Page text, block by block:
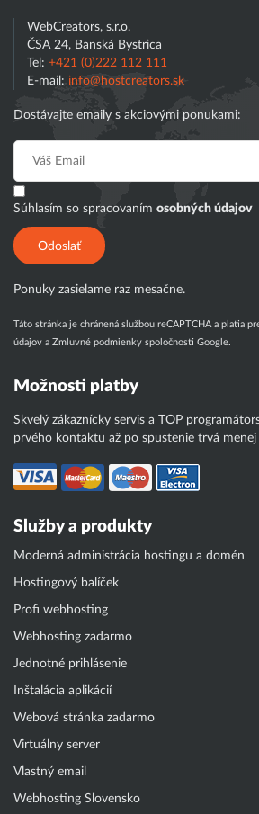
WebCreators, s.r.o.
ČSA 24, Banská Bystrica
Tel: +421 (0)222 112 111
E-mail: info@hostcreators.sk
Dostávajte emaily s akciovými ponukami:
Súhlasím so spracovaním osobných údajov
Odoslať
Ponuky zasielame raz mesačne.
Táto stránka je chránená službou reCAPTCHA a platia
údajov a Zmluvné podmienky spoločnosti Google.
Možnosti platby
Skvelý zákaznícky servis a TOP
prvého kontaktu až po spustenie trvá
Služby a produkty
Moderná administrácia hostingu a domén
Hostingový balíček
Profi webhosting
Webhosting zadarmo
Jednotné prihlásenie
Inštalácia aplikácií
Webová stránka zadarmo
Virtuálny server
Vlastný email
Webhosting Slovensko